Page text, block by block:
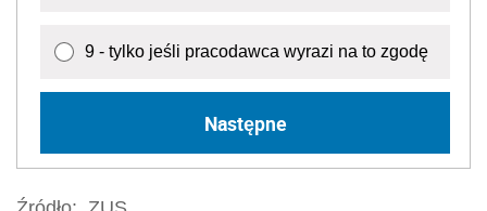
9 - tylko jeśli pracodawca wyrazi na to zgodę
Następne